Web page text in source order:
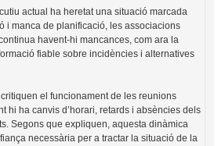
actual ha heretat una situació marcada
i manca de planificació, les associacions
havent-hi mancances, com ara la
fiable sobre incidències i alternatives
el funcionament de les reunions
hi ha canvis d’horari, retards i absències dels
Segons que expliquen, aquesta dinàmica
necessària per a tractar la situació de la